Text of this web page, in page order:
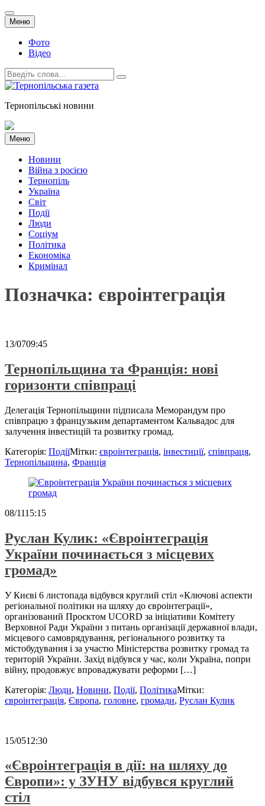
Меню Skip
to
content
Фото
Відео
Шукати:
Тернопільські новини
Меню Skip
to
content
Новини
Війна з росією
Тернопіль
Україна
Світ
Події
Люди
Соціум
Політика
Економіка
Кримінал
Позначка: євроінтеграція
13/0709:45
Тернопільщина та Франція: нові
горизонти співпраці
Делегація Тернопільщини підписала Меморандум про
співпрацю з французьким департаментом Кальвадос для
залучення інвестицій та розвитку громад.
Категорія: ПодіїМітки: євроінтеграція, інвестиції, співпраця,
Тернопільщина, Франція
08/1115:15
Руслан Кулик: «Євроінтеграція
України починається з місцевих
громад»
У Києві 6 листопада відбувся круглий стіл «Ключові аспекти
регіональної політики на шляху до євроінтеграції»,
організований Проєктом UCORD за ініціативи Комітету
Верховної Ради України з питань організації державної влади,
місцевого самоврядування, регіонального розвитку та
містобудування і за участю Міністерства розвитку громад та
територій України. Захід відбувся у час, коли Україна, попри
війну, продовжує впроваджувати реформи […]
Категорія: Люди, Новини, Події, ПолітикаМітки:
євроінтеграція, Європа, головне, громади, Руслан Кулик
15/0512:30
«Євроінтеграція в дії: на шляху до
Європи»: у ЗУНУ відбувся круглий
стіл